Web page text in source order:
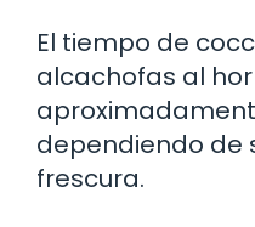
El tiempo de
alcachofas al
dependiendo de
frescura.